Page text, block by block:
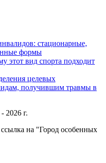
стационарные,
формы
этот вид спорта подходит
целевых
получившим травмы в
2026 г.
на "Город особенных